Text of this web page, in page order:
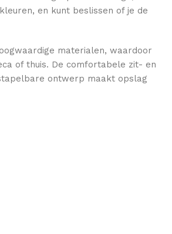
en kunt beslissen of je de
materialen, waardoor
of thuis. De comfortabele zit- en
ontwerp maakt opslag